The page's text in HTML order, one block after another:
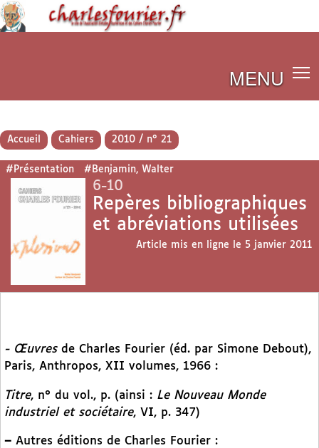
MENU
Accueil Cahiers 2010 / n° 21
#Présentation #Benjamin, Walter
6-10
Repères bibliographiques
et abréviations utilisées
Article mis en ligne le 5 janvier 2011
- Œuvresde Charles Fourier (éd. par Simone Debout),
Paris, Anthropos, XII volumes, 1966 :
Titre, n° du vol., p. (ainsi : Le Nouveau Monde
industriel et sociétaire, VI, p. 347)
– Autres éditions de Charles Fourier :